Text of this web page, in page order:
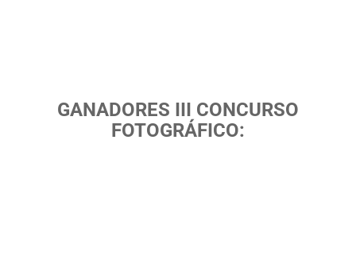
GANADORES III CONCURSO
FOTOGRÁFICO: